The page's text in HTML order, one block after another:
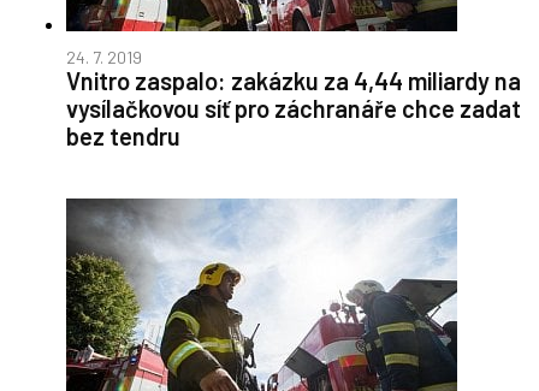
24. 7. 2019
Vnitro zaspalo: zakázku za 4,44 miliardy na
vysílačkovou síť pro záchranáře chce zadat
bez tendru